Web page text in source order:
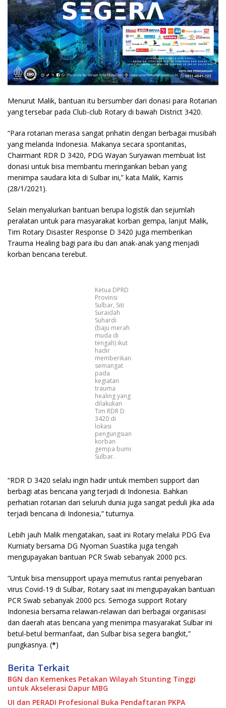
Menurut Malik, bantuan itu bersumber dari donasi para Rotarian
yang tersebar pada Club-club Rotary di bawah District 3420.
“Para rotarian merasa sangat prihatin dengan berbagai musibah
yang melanda Indonesia. Makanya secara spontanitas,
Chairmant RDR D 3420, PDG Wayan Suryawan membuat list
donasi untuk bisa membantu meringankan beban yang
menimpa saudara kita di Sulbar ini,” kata Malik, Kamis
(28/1/2021).
Selain menyalurkan bantuan berupa logistik dan sejumlah
peralatan untuk para masyarakat korban gempa, lanjut Malik,
Tim Rotary Disaster Response D 3420 juga memberikan
Trauma Healing bagi para ibu dan anak-anak yang menjadi
korban bencana terebut.
Ketua DPRD
Provinsi
Sulbar, Siti
Suraidah
Suhardi
(baju merah
muda di
tengah) ikut
hadir
memberikan
semangat
pada
kegiatan
trauma
healing yang
dilakukan
Tim RDR D
3420 di
lokasi
pengungsian
korban
gempa bumi
Sulbar.
“RDR D 3420 selalu ingin hadir untuk memberi support dan
berbagi atas bencana yang terjadi di Indonesia. Bahkan
perhatian rotarian dari seluruh dunia juga sangat peduli jika ada
terjadi bencana di Indonesia,” tuturnya.
Lebih jauh Malik mengatakan, saat ini Rotary melalui PDG Eva
Kurniaty bersama DG Nyoman Suastika juga tengah
mengupayakan bantuan PCR Swab sebanyak 2000 pcs.
“Untuk bisa mensupport upaya memutus rantai penyebaran
virus Covid-19 di Sulbar, Rotary saat ini mengupayakan bantuan
PCR Swab sebanyak 2000 pcs. Semoga support Rotary
Indonesia bersama relawan-relawan dari berbagai organisasi
dan daerah atas bencana yang menimpa masyarakat Sulbar ini
betul-betul bermanfaat, dan Sulbar bisa segera bangkit,”
pungkasnya. (*)
Berita Terkait
BGN dan Kemenkes Petakan Wilayah Stunting Tinggi
untuk Akselerasi Dapur MBG
UI dan PERADI Profesional Buka Pendaftaran PKPA